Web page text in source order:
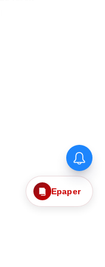
Epaper